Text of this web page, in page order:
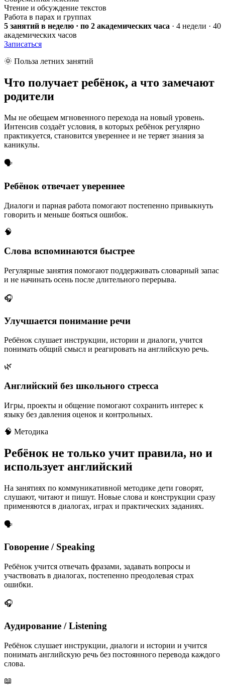
Чтение и обсуждение текстов
Работа в парах и группах
5 занятий в неделю · по 2 академических часа · 4 недели · 40
академических часов
Записаться
🌞 Польза летних занятий
Что получает ребёнок, а что замечают
родители
Мы не обещаем мгновенного перехода на новый уровень.
Интенсив создаёт условия, в которых ребёнок регулярно
практикуется, становится увереннее и не теряет знания за
каникулы.
🗣️
Ребёнок отвечает увереннее
Диалоги и парная работа помогают постепенно привыкнуть
говорить и меньше бояться ошибок.
🧠
Слова вспоминаются быстрее
Регулярные занятия помогают поддерживать словарный запас
и не начинать осень после длительного перерыва.
🎧
Улучшается понимание речи
Ребёнок слушает инструкции, истории и диалоги, учится
понимать общий смысл и реагировать на английскую речь.
🌿
Английский без школьного стресса
Игры, проекты и общение помогают сохранить интерес к
языку без давления оценок и контрольных.
🧠 Методика
Ребёнок не только учит правила, но и
использует английский
На занятиях по коммуникативной методике дети говорят,
слушают, читают и пишут. Новые слова и конструкции сразу
применяются в диалогах, играх и практических заданиях.
🗣️
Говорение / Speaking
Ребёнок учится отвечать фразами, задавать вопросы и
участвовать в диалогах, постепенно преодолевая страх
ошибки.
🎧
Аудирование / Listening
Ребёнок слушает инструкции, диалоги и истории и учится
понимать английскую речь без постоянного перевода каждого
слова.
📖